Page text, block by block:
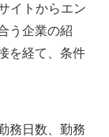
イトからエン
う企業の紹
を経て、条件
務日数、勤務